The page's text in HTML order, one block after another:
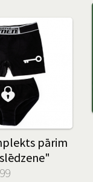
pārim